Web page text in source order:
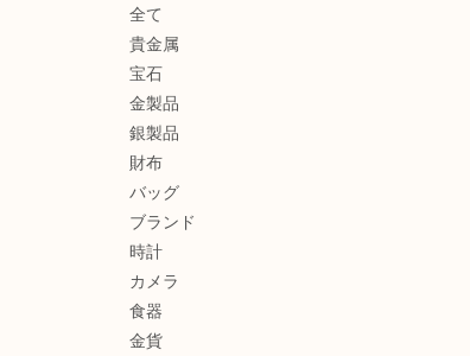
全て
貴金属
宝石
金製品
銀製品
財布
バッグ
ブランド
時計
カメラ
食器
金貨